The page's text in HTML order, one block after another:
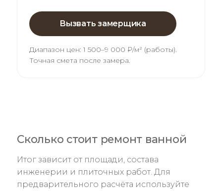
Вызвать замерщика
Диапазон цен:1 500–9 000 ₽/м² (работы).
Точная смета после замера.
Сколько стоит ремонт ванной
Итог зависит от площади, состава
инженерии и плиточных работ. Для
предварительного расчёта используйте